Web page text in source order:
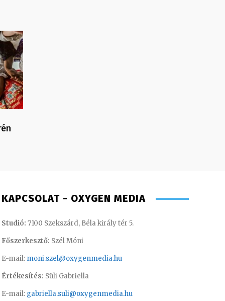
KAPCSOLAT - OXYGEN MEDIA
Studió: 7100 Szekszárd, Béla király tér 5.
Főszerkesztő: Szél Móni
E-mail: moni.szel@oxygenmedia.hu
Értékesítés: Süli Gabriella
E-mail: gabriella.suli@oxygenmedia.hu